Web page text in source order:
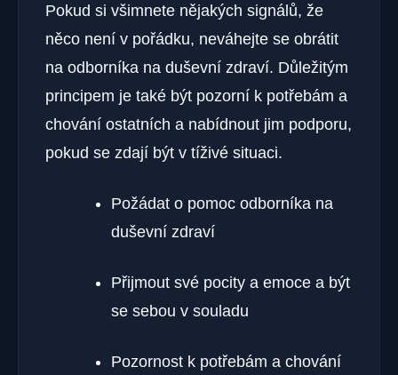
Pokud si všimnete nějakých⁢ signálů, že
něco není‍ v pořádku,⁢ neváhejte se obrátit
na odborníka na duševní zdraví. Důležitým
principem je také být pozorní k potřebám a
chování ostatních a nabídnout jim podporu,
pokud se ⁣zdají být⁤ v tíživé situaci.
Požádat ​o pomoc odborníka na
duševní zdraví
Přijmout své pocity a ‌emoce a být
se sebou v souladu
Pozornost k potřebám a chování